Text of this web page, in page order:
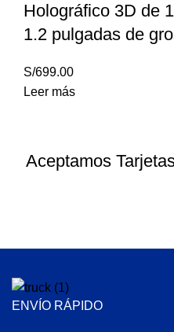
Holográfico 3D de
1.2 pulgadas de
S/699.00
Leer más
Aceptamos
ENVÍO RÁPIDO